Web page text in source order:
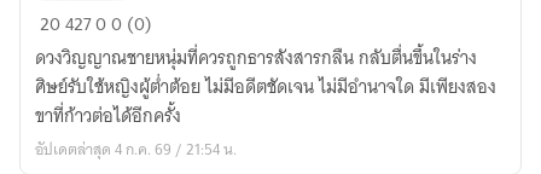
ฝืน
ลิขิต
ฟ้า
มรรคา
ข้าม
ภพ
2042700 (0)
ดวงวิญญาณชายหนุ่มที่ควรถูกธารสังสารกลืน กลับตื่นขึ้นในร่าง
ศิษย์รับใช้หญิงผู้ต่ำต้อย ไม่มีอดีตชัดเจน ไม่มีอำนาจใด มีเพียงสอง
ขาที่ก้าวต่อได้อีกครั้ง
อัปเดตล่าสุด 4 ก.ค. 69 / 21:54 น.